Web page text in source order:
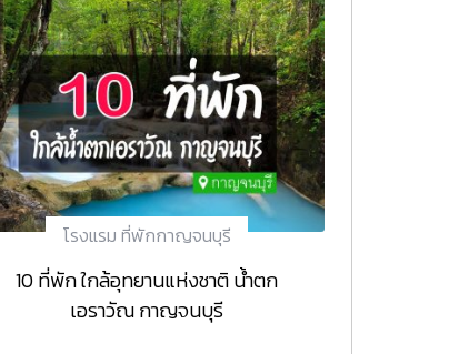
โรงแรม ที่พักกาญจนบุรี
10 ที่พัก ใกล้อุทยานแห่งชาติ น้ำตก
เอราวัณ กาญจนบุรี